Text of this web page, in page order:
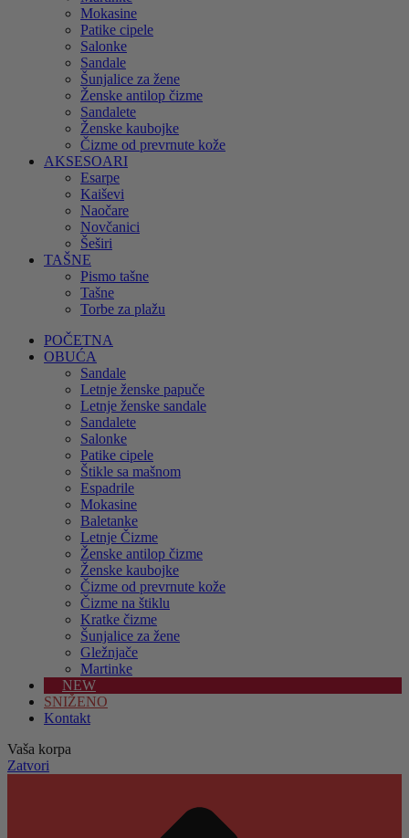
Mokasine
Patike cipele
Salonke
Sandale
Šunjalice za žene
Ženske antilop čizme
Sandalete
Ženske kaubojke
Čizme od prevrnute kože
AKSESOARI
Esarpe
Kaiševi
Naočare
Novčanici
Šeširi
TAŠNE
Pismo tašne
Tašne
Torbe za plažu
POČETNA
OBUĆA
Sandale
Letnje ženske papuče
Letnje ženske sandale
Sandalete
Salonke
Patike cipele
Štikle sa mašnom
Espadrile
Mokasine
Baletanke
Letnje Čizme
Ženske antilop čizme
Ženske kaubojke
Čizme od prevrnute kože
Čizme na štiklu
Kratke čizme
Šunjalice za žene
Gležnjače
Martinke
NEW
SNIŽENO
Kontakt
Vaša korpa
Zatvori